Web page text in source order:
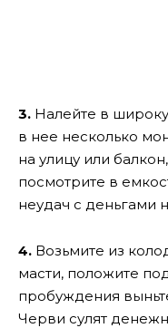
3. Налейте в
в нее несколько
на улицу или
посмотрите в
неудач с деньгами
4. Возьмите из
масти, положите
пробуждения
Черви сулят